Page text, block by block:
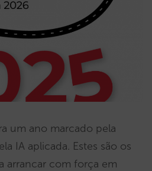
um ano marcado pela
IA aplicada. Estes são os
arrancar com força em